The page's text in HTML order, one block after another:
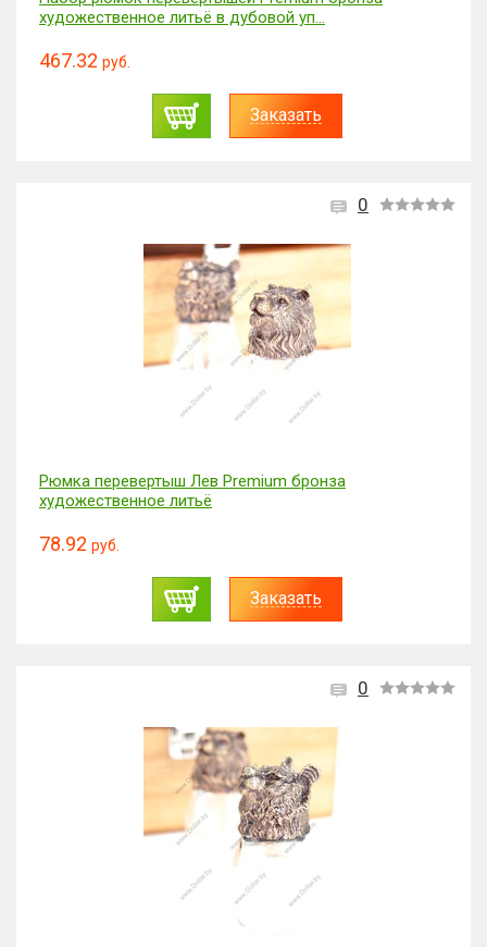
художественное литьё в дубовой уп...
467.32 руб.
Заказать
0
Рюмка перевертыш Лев Premium бронза
художественное литьё
78.92 руб.
Заказать
0